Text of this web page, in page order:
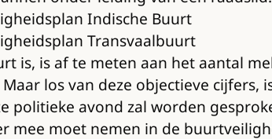
Indische Buurt
Transvaalbuurt
is, is af te meten aan het aantal
los van deze objectieve
politieke avond zal worden
mee moet nemen in de